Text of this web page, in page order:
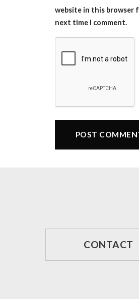
website in this browser
next time I comment.
CONTACT